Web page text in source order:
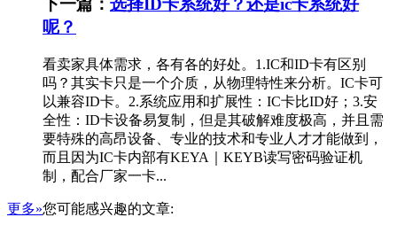
下一篇： 选择ID卡系统好？还是ic卡系统好
呢？
看卖家具体需求，各有各的好处。1.IC和ID卡有区别
吗？其实卡只是一个介质，从物理特性来分析。IC卡可
以兼容ID卡。2.系统应用和扩展性：IC卡比ID好；3.安
全性：ID卡设备易复制，但是其破解难度极高，并且需
要特殊的高昂设备、专业的技术和专业人才才能做到，
而且因为IC卡内部有KEYA｜KEYB读写密码验证机
制，配合厂家一卡...
更多»您可能感兴趣的文章: